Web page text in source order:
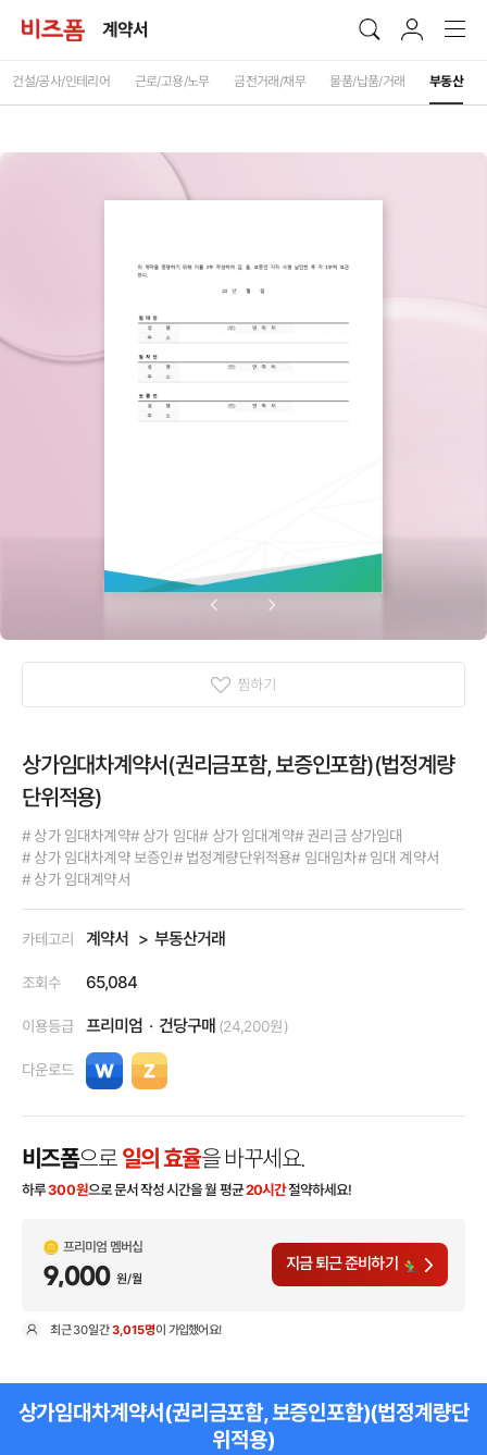
계약서
건설/공사/인테리어 근로/고용/노무 금전거래/채무 물품/납품/거래 부동산
찜하기
상가임대차계약서(권리금포함, 보증인포함)(법정계량
단위적용)
# 상가 임대차계약# 상가 임대# 상가 임대계약# 권리금 상가임대
# 상가 임대차계약 보증인# 법정계량단위적용# 임대임차# 임대 계약서
# 상가 임대계약서
카테고리 계약서 부동산거래
조회수 65,084
이용등급 프리미엄 건당구매 (24,200원)
다운로드
비즈폼으로 일의 효율을 바꾸세요.
하루300원으로 문서 작성 시간을 월 평균20시간절약하세요!
프리미엄 멤버십
9,000 원/월
지금 퇴근 준비하기
최근30일간3,015명이 가입했어요!
상가임대차계약서(권리금포함, 보증인포함)(법정계량단
위적용)